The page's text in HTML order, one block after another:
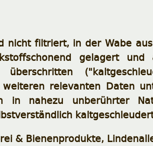
nicht filtriert, in der Wabe
gelagert
überschritten
relevanten Daten
in nahezu unberührter
& Bienenprodukte,